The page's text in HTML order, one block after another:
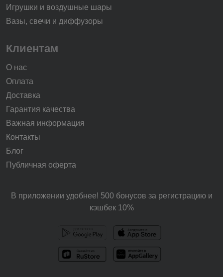
Игрушки и воздушные шары
Вазы, свечи и диффузоры
Клиентам
О нас
Оплата
Доставка
Гарантия качества
Важная информация
Контакты
Блог
Публичная оферта
В приложении удобнее! 500 бонусов за регистрацию и
кэшбек 10%